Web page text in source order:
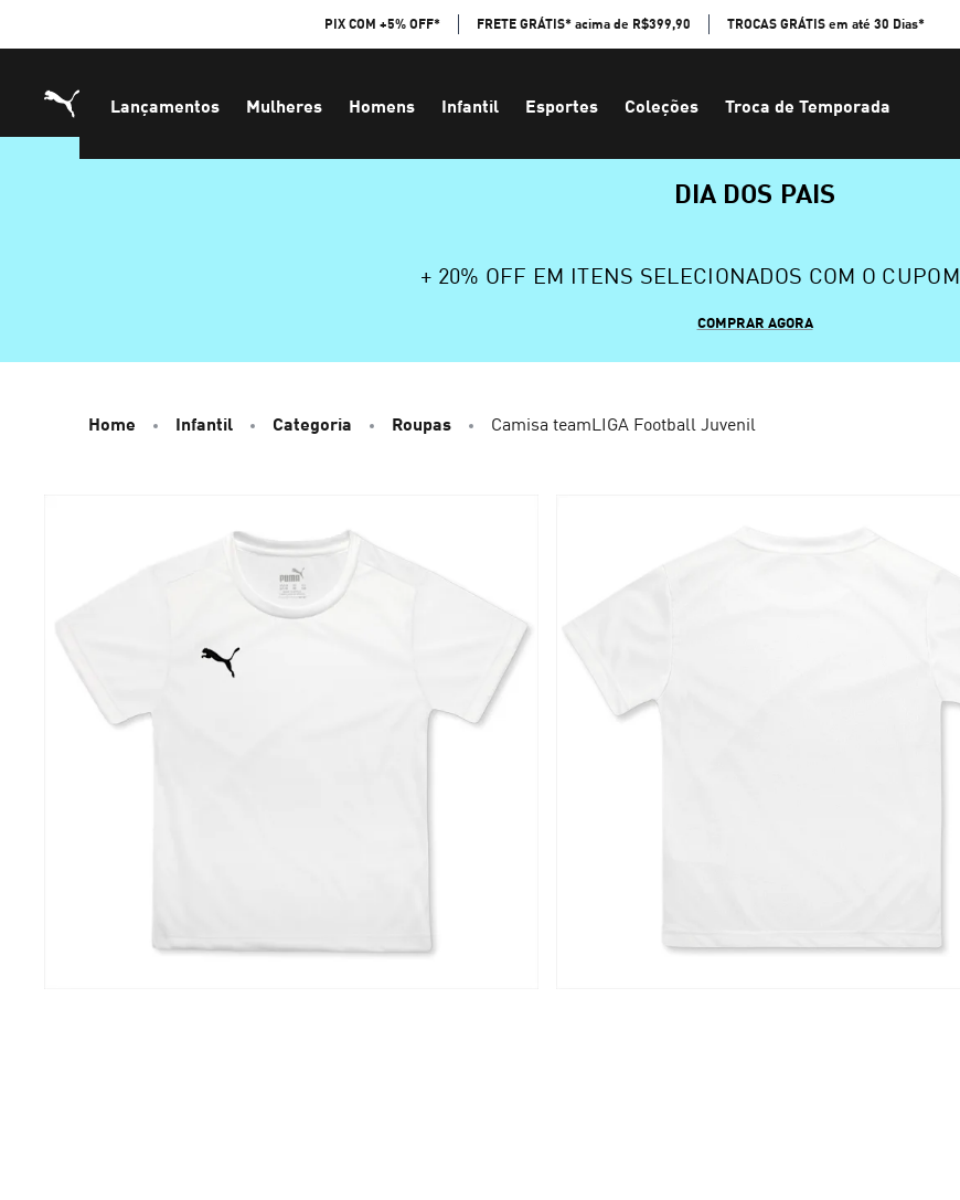
PIX COM +5% OFF* FRETE GRÁTIS* acima de R$399,90 TROCAS GRÁTIS em até 30 Dias*
Lançamentos Mulheres Homens Infantil Esportes Coleções Troca de Temporada
DIA DOS PAIS
+ 20% OFF EM ITENS SELECIONADOS COM O CUPOM
COMPRAR AGORA
Home Infantil Categoria Roupas Camisa teamLIGA Football Juvenil